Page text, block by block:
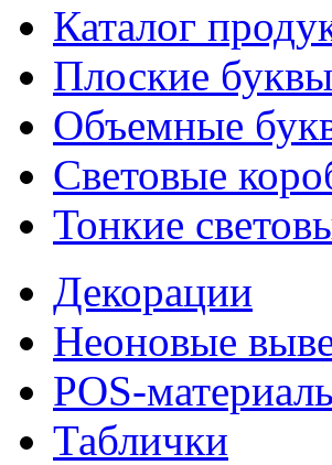
Каталог
Плоские буквы
Объемные
Световые
Тонкие
Декорации
Неоновые
POS-
Таблички